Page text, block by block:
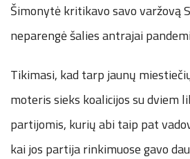
Šimonytė kritikavo savo varžovą
neparengė šalies antrajai
Tikimasi, kad tarp jaunų
moteris sieks koalicijos su dviem
partijomis, kurių abi taip pat
kai jos partija rinkimuose gavo